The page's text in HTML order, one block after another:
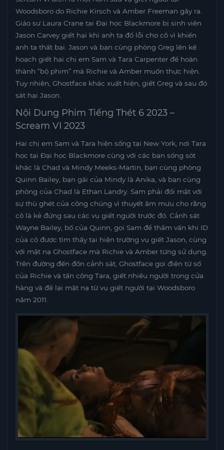
Woodsboro do Richie Kirsch và Amber Freeman gây ra.
Giáo sư Laura Crane tại Đại học Blackmore bị sinh viên
Jason Carvey giết hại khi anh ta đổ lỗi cho cô vì khiến
anh ta thất bại. Jason và bạn cùng phòng Greg lên kế
hoạch giết hai chị em Sam và Tara Carpenter để hoàn
thành “bộ phim” mà Richie và Amber muốn thực hiện.
Tuy nhiên, Ghostface khác xuất hiện, giết Greg và sau đó
sát hại Jason.
Nội Dung Phim Tiếng Thét 6 2023 –
Scream VI 2023
Hai chị em Sam và Tara hiện sống tại New York, nơi Tara
học tại Đại học Blackmore cùng với các bạn sống sót
khác là Chad và Mindy Meeks-Martin, bạn cùng phòng
Quinn Bailey, bạn gái của Mindy là Anika, và bạn cùng
phòng của Chad là Ethan Landry. Sam phải đối mặt với
sự thù ghét của công chúng vì thuyết âm mưu cho rằng
cô là kẻ đứng sau các vụ giết người trước đó. Cảnh sát
Wayne Bailey, bố của Quinn, gọi Sam để thẩm vấn khi ID
của cô được tìm thấy tại hiện trường vụ giết Jason, cùng
với mặt nạ Ghostface mà Richie và Amber từng sử dụng.
Trên đường đến đồn cảnh sát, Ghostface gọi điện từ số
của Richie và tấn công Tara, giết nhiều người trong cửa
hàng và để lại mặt nạ từ vụ giết người tại Woodsboro
năm 2011.